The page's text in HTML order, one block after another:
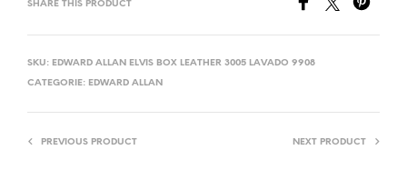
SHARE THIS PRODUCT
SKU: EDWARD ALLAN ELVIS BOX LEATHER 3005 LAVADO 9908
CATEGORIE: EDWARD ALLAN
PREVIOUS PRODUCT NEXT PRODUCT